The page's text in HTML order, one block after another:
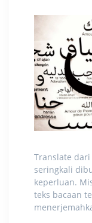
Translate dari
seringkali
keperluan.
teks bacaan